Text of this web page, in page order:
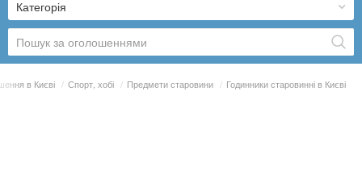
Категорія
в Києві / Спорт, хобі / Предмети старовини / Годинники старовинні в Києві